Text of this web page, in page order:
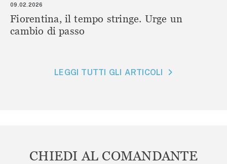
09.02.2026
Fiorentina, il tempo stringe. Urge un
cambio di passo
LEGGI TUTTI GLI ARTICOLI
CHIEDI AL COMANDANTE